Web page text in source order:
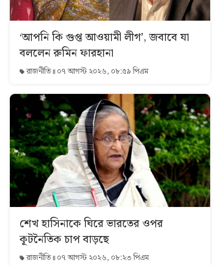
‘আপনি কি গুপ্ত আওয়ামী লীগ’, জবাবে যা
বললেন রুমিন ফারহানা
রাজনীতি ০৭ আগস্ট ২০২৬, ০৮:৫৯ পিএম
শেখ হাসিনাকে ঘিরে ভারতের ওপর
কূটনৈতিক চাপ বাড়ছে
রাজনীতি ০৭ আগস্ট ২০২৬, ০৮:২৩ পিএম